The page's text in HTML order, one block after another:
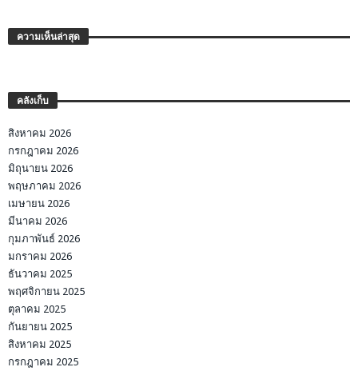
ความเห็นล่าสุด
คลังเก็บ
สิงหาคม 2026
กรกฎาคม 2026
มิถุนายน 2026
พฤษภาคม 2026
เมษายน 2026
มีนาคม 2026
กุมภาพันธ์ 2026
มกราคม 2026
ธันวาคม 2025
พฤศจิกายน 2025
ตุลาคม 2025
กันยายน 2025
สิงหาคม 2025
กรกฎาคม 2025